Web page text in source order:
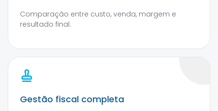
Comparação entre custo, venda, margem e
resultado final.
Gestão fiscal completa